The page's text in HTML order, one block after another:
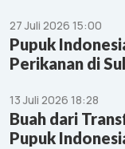
27 Juli 2026 15:00
Pupuk
Perikanan di
13 Juli 2026 18:28
Buah dari
Pupuk